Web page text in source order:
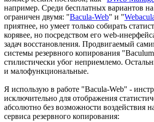
например. Среди бесплатных вариантов
ограничен двумя: "Bacula-Web" и "
приятнее, но умеет только собирать
корявее, но посредством его web-
задач восстановления. Продвигаемый
системы резервного копирования
стилистически убог неприемлемо.
и малофункциональные.
Я использую в работе "Bacula-Web" -
исключительно для отображения
абсолютно без возможности воздействия
сервиса резервного копирования: